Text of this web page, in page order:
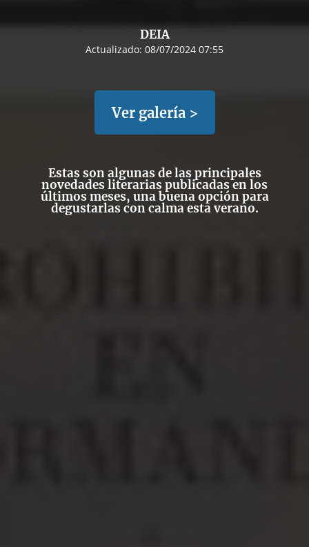
DEIA
Actualizado: 08/07/2024 07:55
Ver galería >
Estas son algunas de las principales
novedades literarias publicadas en los
últimos meses, una buena opción para
degustarlas con calma esta verano.